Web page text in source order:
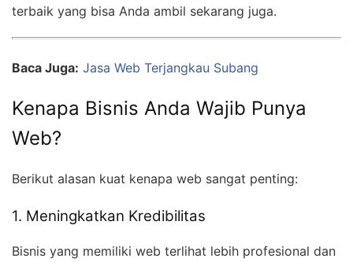
terbaik yang bisa Anda ambil sekarang juga.
Baca Juga: Jasa Web Terjangkau Subang
Kenapa Bisnis Anda Wajib Punya
Web?
Berikut alasan kuat kenapa web sangat penting:
1. Meningkatkan Kredibilitas
Bisnis yang memiliki web terlihat lebih profesional dan